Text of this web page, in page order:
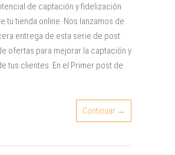
de captación y fidelización
tu tienda online. Nos lanzamos de
entrega de esta serie de post
ofertas para mejorar la captación y
tus clientes. En el Primer post de
Continuar →